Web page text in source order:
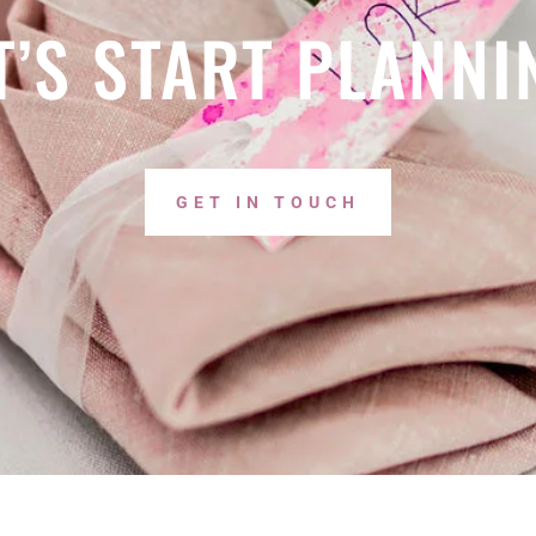
START
GET IN TOUCH